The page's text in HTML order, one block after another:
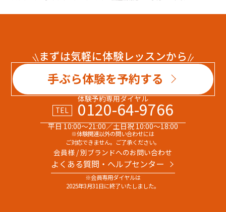
まずは気軽に体験レッスンから
手ぶら体験を予約する
体験予約専用ダイヤル
TEL
0120-64-9766
平日 10:00～21:00／土日祝 10:00～18:00
※体験関連以外の問い合わせには
ご対応できません。ご了承ください。
会員様 / 別ブランドへのお問い合わせ
よくある質問・へルプセンター
※会員専用ダイヤルは
2025年3月31日に終了いたしました。